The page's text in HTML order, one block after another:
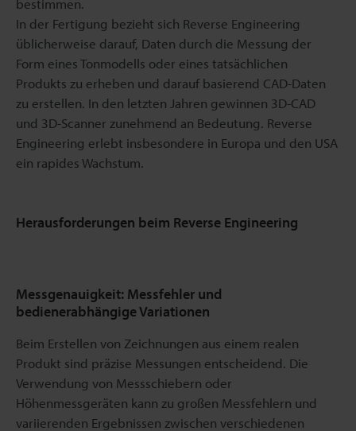
In der Fertigung bezieht sich Reverse Engineering
üblicherweise darauf, Daten durch die Messung der
Form eines Tonmodells oder eines tatsächlichen
Produkts zu erheben und darauf basierend CAD-Daten
zu erstellen. In den letzten Jahren gewinnen 3D-CAD
und 3D-Scanner zunehmend an Bedeutung. Reverse
Engineering erlebt insbesondere in Europa und den USA
ein rapides Wachstum.
Herausforderungen beim Reverse Engineering
Messgenauigkeit: Messfehler und
bedienerabhängige Variationen
Beim Erstellen von Zeichnungen aus einem realen
Produkt sind präzise Messungen entscheidend. Die
Verwendung von Messschiebern oder
Höhenmessgeräten kann zu großen Messfehlern und
variierenden Ergebnissen zwischen verschiedenen